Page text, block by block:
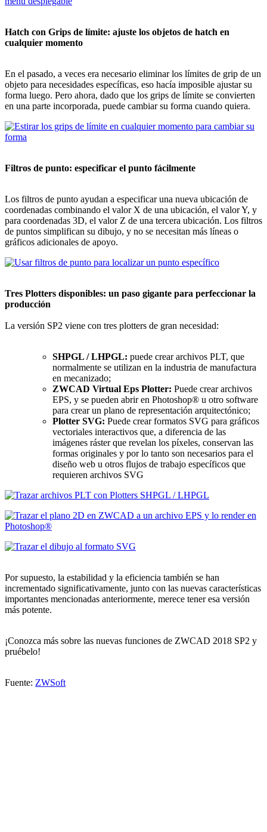
Hatch con Grips de límite: ajuste los objetos de hatch en
cualquier momento
En el pasado, a veces era necesario eliminar los límites de grip de un
objeto para necesidades específicas, eso hacía imposible ajustar su
forma luego. Pero ahora, dado que los grips de límite se convierten
en una parte incorporada, puede cambiar su forma cuando quiera.
Filtros de punto: especificar el punto fácilmente
Los filtros de punto ayudan a especificar una nueva ubicación de
coordenadas combinando el valor X de una ubicación, el valor Y, y
para coordenadas 3D, el valor Z de una tercera ubicación. Los filtros
de puntos simplifican su dibujo, y no se necesitan más líneas o
gráficos adicionales de apoyo.
Tres Plotters disponibles: un paso gigante para perfeccionar la
producción
La versión SP2 viene con tres plotters de gran necesidad:
SHPGL / LHPGL: puede crear archivos PLT, que
normalmente se utilizan en la industria de manufactura
en mecanizado;
ZWCAD Virtual Eps Plotter: Puede crear archivos
EPS, y se pueden abrir en Photoshop® u otro software
para crear un plano de representación arquitectónico;
Plotter SVG: Puede crear formatos SVG para gráficos
vectoriales interactivos que, a diferencia de las
imágenes ráster que revelan los píxeles, conservan las
formas originales y por lo tanto son necesarios para el
diseño web u otros flujos de trabajo específicos que
requieren archivos SVG
Por supuesto, la estabilidad y la eficiencia también se han
incrementado significativamente, junto con las nuevas características
importantes mencionadas anteriormente, merece tener esa versión
más potente.
¡Conozca más sobre las nuevas funciones de ZWCAD 2018 SP2 y
pruébelo!
Fuente: ZWSoft